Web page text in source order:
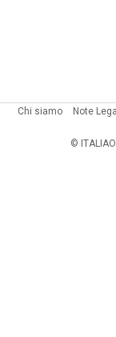
Chi siamo Note
©